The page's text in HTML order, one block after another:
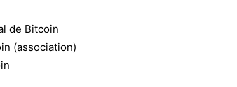
de Bitcoin
(association)